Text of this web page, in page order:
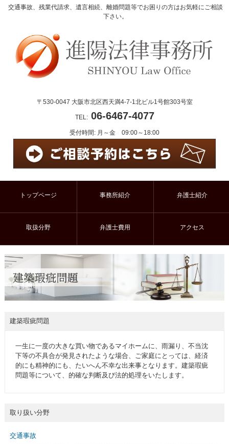
交通事故、残業代請求、遺言相続、離婚問題等でお困りの方はお気軽にご相談
下さい。
〒530-0047 大阪市北区西天満4-7-1北ビル1号館303号室
TEL:06-6467-4077
受付時間: 月～金 09:00～18:00
トップページ 事務所紹介 弁護士紹介
取扱分野 弁護士費用 アクセス
建築瑕疵問題
一生に一度の大きな買い物であるマイホームに、雨漏り、不当沈
下等の不具合が発見されたような場合、ご家庭にとっては、経済
的にも精神的にも、たいへん不幸な出来事となります。建築瑕疵
問題等について、的確な判断及び法的処理をいたします。
取り扱い分野
交通事故